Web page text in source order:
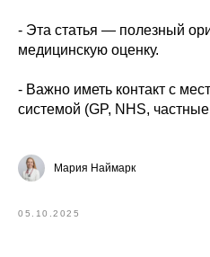
- Эта статья — полезный
медицинскую оценку.
- Важно иметь контакт с
системой (GP, NHS,
Мария Наймарк
05.10.2025